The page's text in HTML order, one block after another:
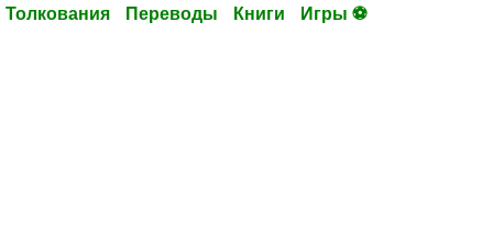
Толкования Переводы Книги Игры ⚽